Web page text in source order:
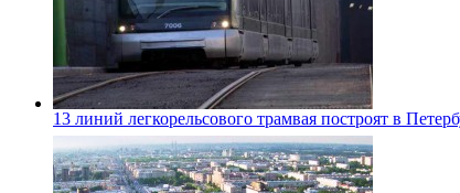
13 линий легкорельсового трамвая построят в